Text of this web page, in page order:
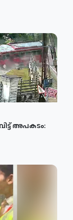
അപകടം: